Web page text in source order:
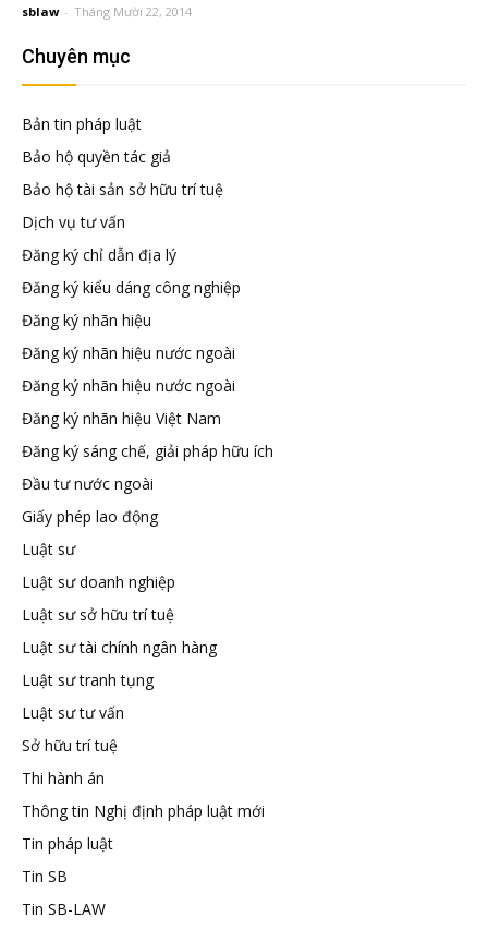
Đại
diện
hữu
tuệ
sblaw - Tháng Mười 22, 2014
Chuyên mục
Bản tin pháp luật
Bảo hộ quyền tác giả
Bảo hộ tài sản sở hữu trí tuệ
Dịch vụ tư vấn
Đăng ký chỉ dẫn địa lý
Đăng ký kiểu dáng công nghiệp
Đăng ký nhãn hiệu
Đăng ký nhãn hiệu nước ngoài
Đăng ký nhãn hiệu nước ngoài
Đăng ký nhãn hiệu Việt Nam
Đăng ký sáng chế, giải pháp hữu ích
Đầu tư nước ngoài
Giấy phép lao động
Luật sư
Luật sư doanh nghiệp
Luật sư sở hữu trí tuệ
Luật sư tài chính ngân hàng
Luật sư tranh tụng
Luật sư tư vấn
Sở hữu trí tuệ
Thi hành án
Thông tin Nghị định pháp luật mới
Tin pháp luật
Tin SB
Tin SB-LAW